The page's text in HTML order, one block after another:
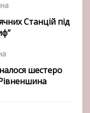
Станцій під
шестеро